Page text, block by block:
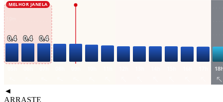
MELHOR JANELA
0.3m
1.3m
0.4 0.4 0.4
◄
ARRASTE